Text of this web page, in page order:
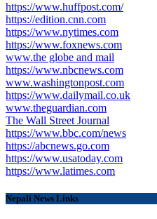
https://www.huffpost.com/
https://edition.cnn.com
https://www.nytimes.com
https://www.foxnews.com
www.the globe and mail
https://www.nbcnews.com
www.washingtonpost.com
https://www.dailymail.co.uk
www.theguardian.com
The Wall Street Journal
https://www.bbc.com/news
https://abcnews.go.com
https://www.usatoday.com
https://www.latimes.com
Nepali News Links